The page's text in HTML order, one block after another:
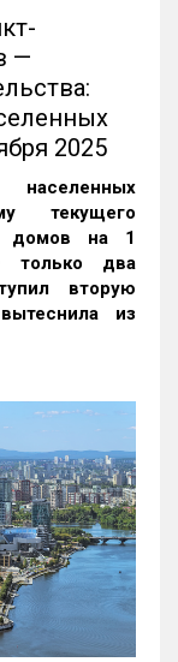
—
2025
населенных
текущего
домов на 1
только два
вторую
из